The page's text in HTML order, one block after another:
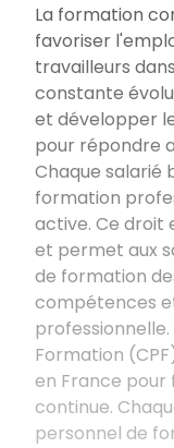
La formation
favoriser
travailleurs
constante
et développer
pour répondre
Chaque salarié
formation
active. Ce droit
et permet aux
de formation
compétences
Formation
en France
continue.
personnel de